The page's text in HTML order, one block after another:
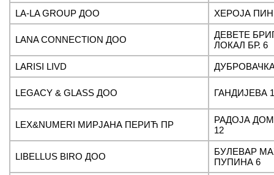
LA-LA GROUP ДОО ХЕРОЈА
LANA CONNECTION ДОО
ДЕВЕТЕ
ЛОКАЛ БР. 6
LARISI LIVD
LEGACY & GLASS ДОО ГАНДИЈЕВА
LEX&NUMERI МИРЈАНА ПЕРИЋ ПР
РАДОЈА
12
LIBELLUS BIRO ДОО
БУЛЕВАР
ПУПИНА 6